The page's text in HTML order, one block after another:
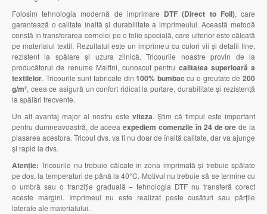
Folosim tehnologia modernă de imprimare DTF (Direct to Foil), care
garantează o calitate înaltă și durabilitate a imprimeului. Această metodă
constă în transferarea cernelei pe o folie specială, care ulterior este călcată
pe materialul textil. Rezultatul este un imprimeu cu culori vii și detalii fine,
rezistent la spălare și uzura zilnică. Tricourile noastre provin de la
producătorul de renume Malfini, cunoscut pentru calitatea superioară a
textilelor. Tricourile sunt fabricate din100% bumbac cu o greutate de200
g/m², ceea ce asigură un confort ridicat la purtare, durabilitate și rezistență
la spălări frecvente.
Un alt avantaj major al nostru este viteza. Știm că timpul este important
pentru dumneavoastră, de aceeaexpediem comenzile în 24 de ore de la
plasarea acestora. Tricoul dvs. va fi nu doar de înaltă calitate, dar va ajunge
și rapid la dvs.
Atenție: Tricourile nu trebuie călcate în zona imprimată și trebuie spălate
pe dos, la temperaturi de până la 40°C. Motivul nu trebuie să se termine cu
o umbră sau o tranziție graduală – tehnologia DTF nu transferă corect
aceste margini. Imprimeul nu este realizat peste cusături sau părțile
laterale ale materialului.